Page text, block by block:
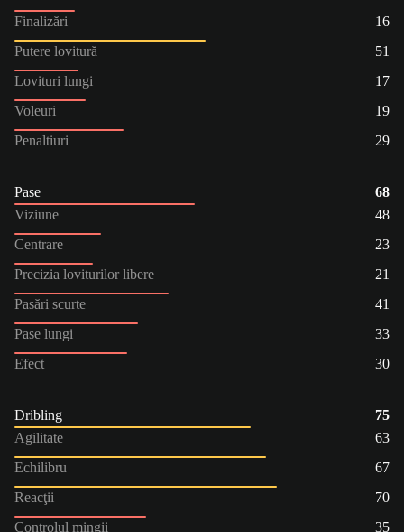
Finalizări
16
Putere lovitură
51
Lovituri lungi
17
Voleuri
19
Penaltiuri
29
Pase
68
Viziune
48
Centrare
23
Precizia loviturilor libere
21
Pasări scurte
41
Pase lungi
33
Efect
30
Dribling
75
Agilitate
63
Echilibru
67
Reacţii
70
Controlul mingii
35